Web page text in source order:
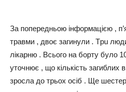
За попередньою інформацією ,
травми , двоє загинули . Тpu
лікарню . Всього на борту було
уточнює , що кількість загиблих в
зросла до трьох осіб . Ще